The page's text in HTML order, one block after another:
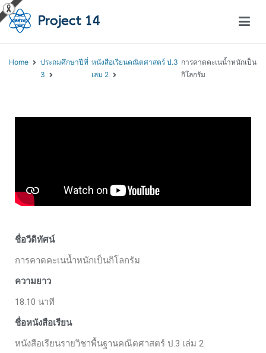
Home
ประถมศึกษาปีที่
3
หนังสือเรียนคณิตศาสตร์ ป.3
เล่ม 2
การคาดคะเนน้ำหนักเป็น
กิโลกรัม
ชื่อวีดิทัศน์
การคาดคะเนน้ำหนักเป็นกิโลกรัม
ความยาว
18.10 นาที
ชื่อหนังสือเรียน
หนังสือเรียนรายวิชาพื้นฐานคณิตศาสตร์ ป.3 เล่ม 2